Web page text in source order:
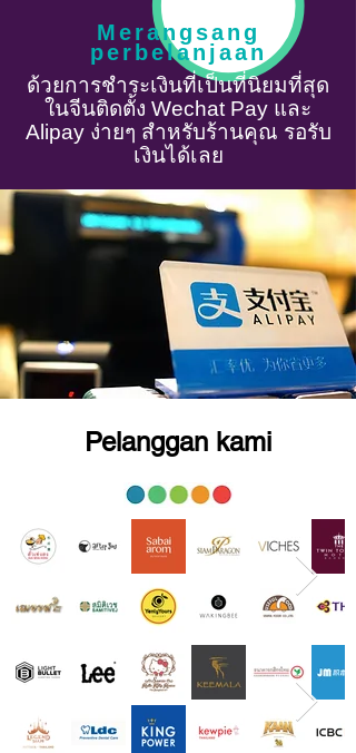
Merangsang
perbelanjaan
ด้วยการชำระเงินที่เป็นที่นิยมที่สุด
ในจีนติดตั้ง Wechat Pay และ
Alipay ง่ายๆ สำหรับร้านคุณ รอรับ
เงินได้เลย
Pelanggan kami